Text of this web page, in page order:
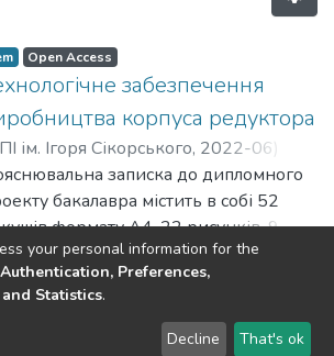
Open Access
забезпечення
корпуса редуктора
ім. Ігоря Сікорського, 2022-06)
Максим Іванович ;Пуховський,
Степанович
записка до дипломного
бакалавра містить в собі 52
формату А4, 22 рисунків, 9
При написанні дипломного
було використано 16 джерел,
яких в переважній більшості
підручники та інтернет джерела.
Show more
copyright © 2002-2026 LYRASIS
your personal information for the
Authentication, Preferences,
Statistics.
Decline That's ok